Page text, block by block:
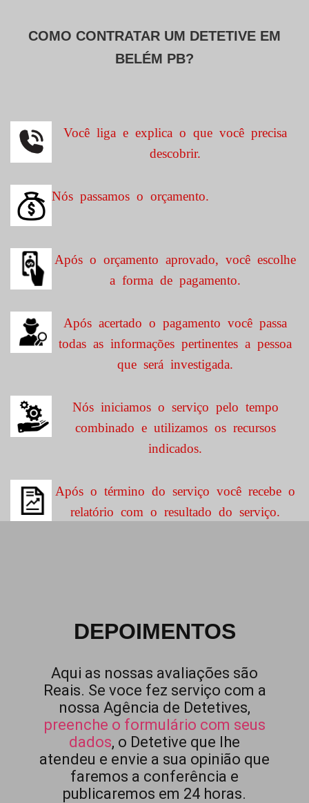
COMO CONTRATAR UM DETETIVE EM
BELÉM PB?
Você liga e explica o que você precisa
descobrir.
Nós passamos o orçamento.
Após o orçamento aprovado, você escolhe
a forma de pagamento.
Após acertado o pagamento você passa
todas as informações pertinentes a pessoa
que será investigada.
Nós iniciamos o serviço pelo tempo
combinado e utilizamos os recursos
indicados.
Após o término do serviço você recebe o
relatório com o resultado do serviço.
DEPOIMENTOS
Aqui as nossas avaliações são
Reais. Se voce fez serviço com a
nossa Agência de Detetives,
preenche o formulário com seus
dados, o Detetive que lhe
atendeu e envie a sua opinião que
faremos a conferência e
publicaremos em 24 horas.